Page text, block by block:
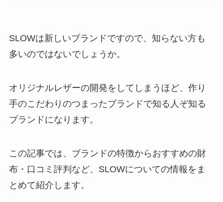
SLOWは新しいブランドですので、知らない方も
多いのではないでしょうか。
オリジナルレザーの開発をしてしまうほど、作り
手のこだわりのつまったブランドで知る人ぞ知る
ブランドになります。
この記事では、ブランドの特徴からおすすめの財
布・口コミ評判など、SLOWについての情報をま
とめて紹介します。